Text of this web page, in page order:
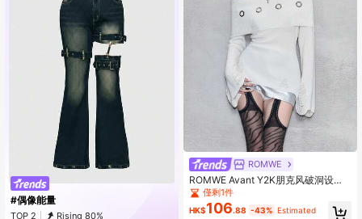
#偶像能量
TOP 2 Rising 80%
ROMWE
ROMWE Avant Y2K朋克风破洞设计
收腰喇叭袖金属孔眼装饰露肩毛衣
僅剩1件
HK$106.88 -43% Estimated